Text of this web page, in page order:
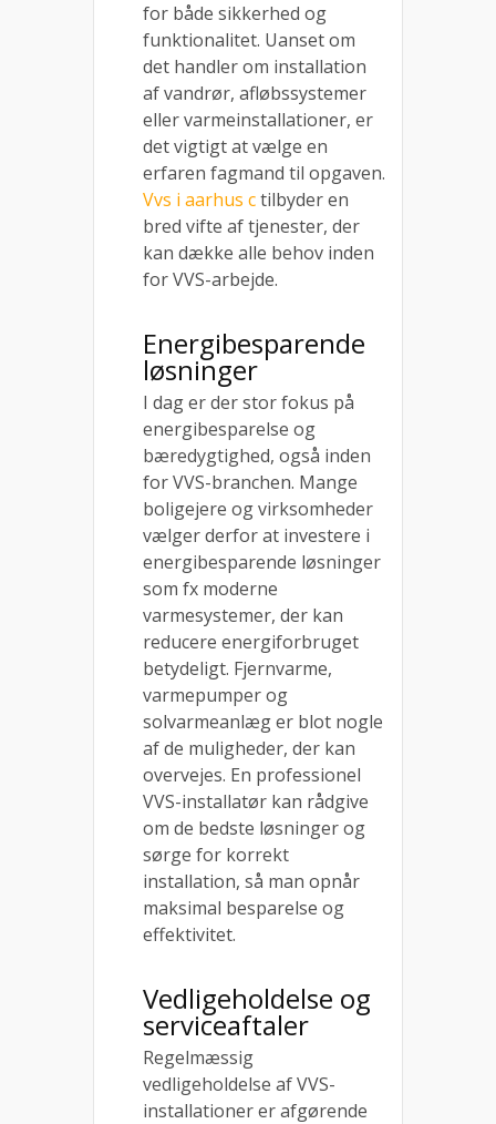
for både sikkerhed og
funktionalitet. Uanset om
det handler om installation
af vandrør, afløbssystemer
eller varmeinstallationer, er
det vigtigt at vælge en
erfaren fagmand til opgaven.
Vvs i aarhus ctilbyder en
bred vifte af tjenester, der
kan dække alle behov inden
for VVS-arbejde.
Energibesparende
løsninger
I dag er der stor fokus på
energibesparelse og
bæredygtighed, også inden
for VVS-branchen. Mange
boligejere og virksomheder
vælger derfor at investere i
energibesparende løsninger
som fx moderne
varmesystemer, der kan
reducere energiforbruget
betydeligt. Fjernvarme,
varmepumper og
solvarmeanlæg er blot nogle
af de muligheder, der kan
overvejes. En professionel
VVS-installatør kan rådgive
om de bedste løsninger og
sørge for korrekt
installation, så man opnår
maksimal besparelse og
effektivitet.
Vedligeholdelse og
serviceaftaler
Regelmæssig
vedligeholdelse af VVS-
installationer er afgørende